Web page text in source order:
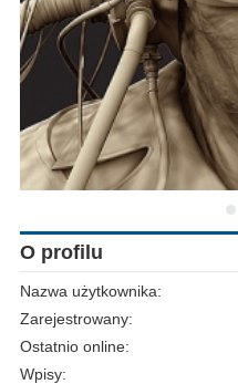
O profilu
Nazwa użytkownika:
Zarejestrowany:
Ostatnio online:
Wpisy: